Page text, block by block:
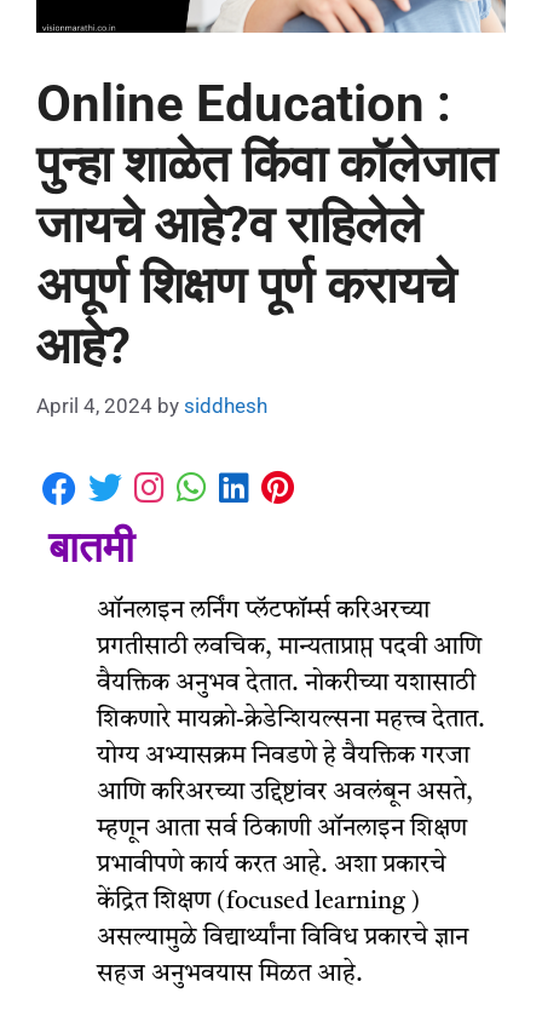
Online Education :
पुन्हा शाळेत किंवा कॉलेजात
जायचे आहे?व राहिलेले
अपूर्ण शिक्षण पूर्ण करायचे
आहे?
April 4, 2024 by siddhesh
बातमी
ऑनलाइन लर्निंग प्लॅटफॉर्म्स करिअरच्या
प्रगतीसाठी लवचिक, मान्यताप्राप्त पदवी आणि
वैयक्तिक अनुभव देतात. नोकरीच्या यशासाठी
शिकणारे मायक्रो-क्रेडेन्शियल्सना महत्त्व देतात.
योग्य अभ्यासक्रम निवडणे हे वैयक्तिक गरजा
आणि करिअरच्या उद्दिष्टांवर अवलंबून असते,
म्हणून आता सर्व ठिकाणी ऑनलाइन शिक्षण
प्रभावीपणे कार्य करत आहे. अशा प्रकारचे
केंद्रित शिक्षण (focused learning )
असल्यामुळे विद्यार्थ्यांना विविध प्रकारचे ज्ञान
सहज अनुभवयास मिळत आहे.